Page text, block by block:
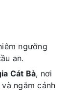
ngưỡng
an.
Cát Bà, nơi
ngắm cảnh